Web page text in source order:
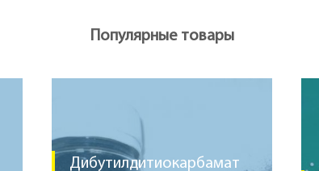
Популярные товары
Дибутилдитиокарбамат